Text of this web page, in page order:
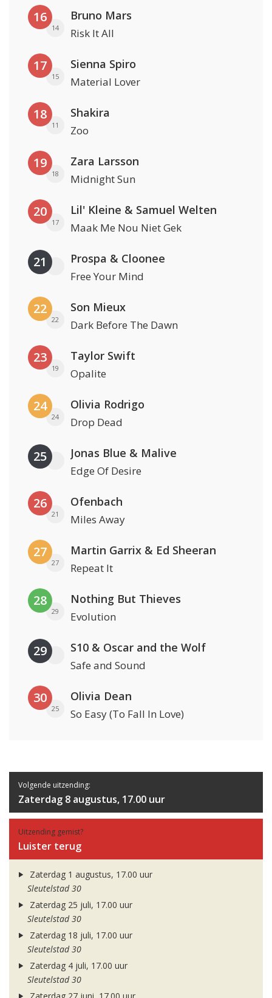
16
14
Bruno Mars
Risk It All
17
15
Sienna Spiro
Material Lover
18
11
Shakira
Zoo
19
18
Zara Larsson
Midnight Sun
20
17
Lil' Kleine & Samuel Welten
Maak Me Nou Niet Gek
21 Prospa & Cloonee
Free Your Mind
22
22
Son Mieux
Dark Before The Dawn
23
19
Taylor Swift
Opalite
24
24
Olivia Rodrigo
Drop Dead
25 Jonas Blue & Malive
Edge Of Desire
26
21
Ofenbach
Miles Away
27
27
Martin Garrix & Ed Sheeran
Repeat It
28
29
Nothing But Thieves
Evolution
29 S10 & Oscar and the Wolf
Safe and Sound
30
25
Olivia Dean
So Easy (To Fall In Love)
Volgende uitzending:
Zaterdag 8 augustus, 17.00 uur
Uitzending gemist?
Luister terug
Zaterdag 1 augustus, 17.00 uur
Sleutelstad 30
Zaterdag 25 juli, 17.00 uur
Sleutelstad 30
Zaterdag 18 juli, 17.00 uur
Sleutelstad 30
Zaterdag 4 juli, 17.00 uur
Sleutelstad 30